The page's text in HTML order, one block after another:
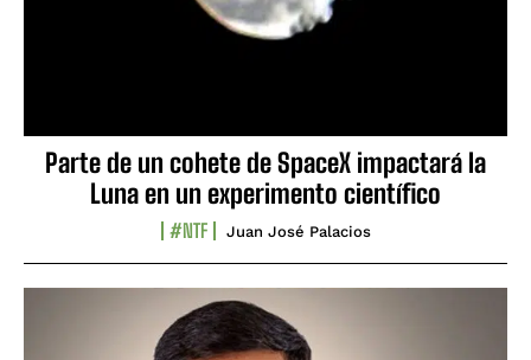
Parte de un cohete de SpaceX impactará la
Luna en un experimento científico
#NTF Juan José Palacios